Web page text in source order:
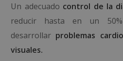
Un adecuado control de la
reducir hasta en un
desarrollar problemas
visuales.